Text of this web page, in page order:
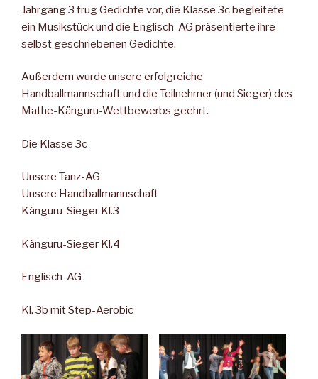
Jahrgang 3 trug Gedichte vor, die Klasse 3c begleitete
ein Musikstück und die Englisch-AG präsentierte ihre
selbst geschriebenen Gedichte.
Außerdem wurde unsere erfolgreiche
Handballmannschaft und die Teilnehmer (und Sieger) des
Mathe-Känguru-Wettbewerbs geehrt.
Die Klasse 3c
Unsere Tanz-AG
Unsere Handballmannschaft
Känguru-Sieger Kl.3
Känguru-Sieger Kl.4
Englisch-AG
Kl. 3b mit Step-Aerobic